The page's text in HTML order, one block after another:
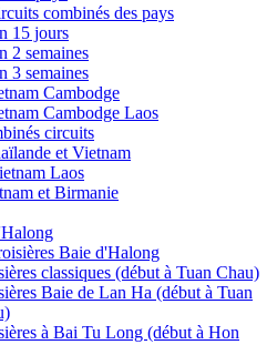
combinés des pays
15 jours
2 semaines
3 semaines
Cambodge
Cambodge Laos
circuits
et Vietnam
Laos
et Birmanie
Baie d'Halong
classiques (début à Tuan Chau)
Baie de Lan Ha (début à Tuan
à Bai Tu Long (début à Hon